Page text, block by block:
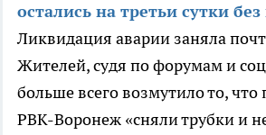
остались на третьи сутки
Ликвидация аварии заняла
Жителей, судя по форумам и
больше всего возмутило то, что
РВК-Воронеж «сняли трубки и